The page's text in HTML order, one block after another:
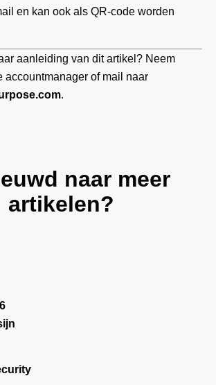
en kan ook als QR-code worden
aanleiding van dit artikel? Neem
accountmanager of mail naar
.
naar meer
artikelen?